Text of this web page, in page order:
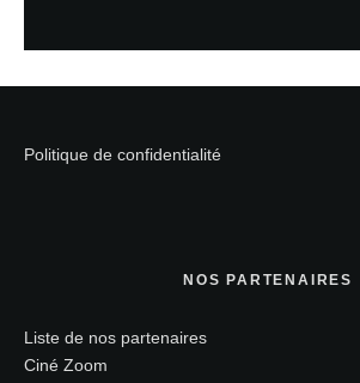
Politique de confidentialité
NOS PARTENAIRES
Liste de nos partenaires
Ciné Zoom